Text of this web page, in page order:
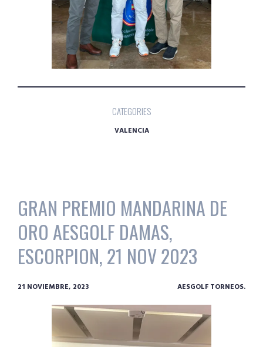
CATEGORIES
VALENCIA
GRAN PREMIO MANDARINA DE
ORO AESGOLF DAMAS,
ESCORPION, 21 NOV 2023
21 NOVIEMBRE, 2023 AESGOLF TORNEOS.